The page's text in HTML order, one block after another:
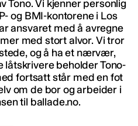
Tono. Vi kjenner personlig
og BMI-kontorene i Los
ansvaret med å avregne
med stort alvor. Vi tror
og å ha et nærvær,
låtskrivere beholder Tono-
fortsatt står med en fot
om de bor og arbeider i
til ballade.no.